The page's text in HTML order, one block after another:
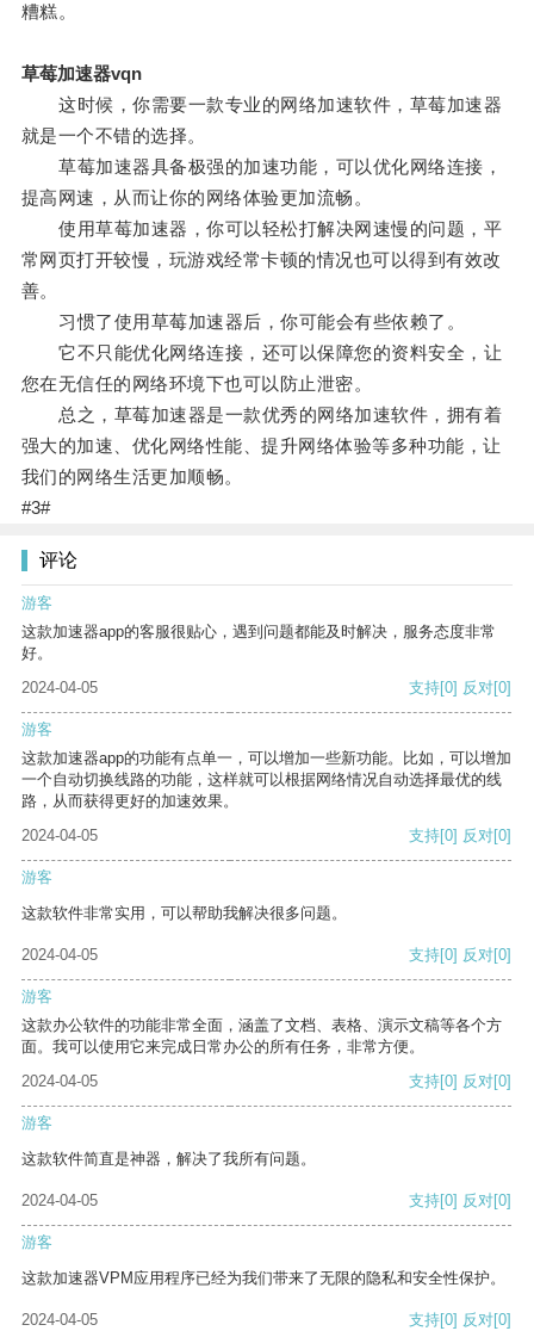
糟糕。
草莓加速器vqn
这时候，你需要一款专业的网络加速软件，草莓加速器
就是一个不错的选择。
草莓加速器具备极强的加速功能，可以优化网络连接，
提高网速，从而让你的网络体验更加流畅。
使用草莓加速器，你可以轻松打解决网速慢的问题，平
常网页打开较慢，玩游戏经常卡顿的情况也可以得到有效改
善。
习惯了使用草莓加速器后，你可能会有些依赖了。
它不只能优化网络连接，还可以保障您的资料安全，让
您在无信任的网络环境下也可以防止泄密。
总之，草莓加速器是一款优秀的网络加速软件，拥有着
强大的加速、优化网络性能、提升网络体验等多种功能，让
我们的网络生活更加顺畅。
#3#
评论
游客
这款加速器app的客服很贴心，遇到问题都能及时解决，服务态度非常
好。
2024-04-05
支持[0] 反对[0]
游客
这款加速器app的功能有点单一，可以增加一些新功能。比如，可以增加
一个自动切换线路的功能，这样就可以根据网络情况自动选择最优的线
路，从而获得更好的加速效果。
2024-04-05
支持[0] 反对[0]
游客
这款软件非常实用，可以帮助我解决很多问题。
2024-04-05 支持[0] 反对[0]
游客
这款办公软件的功能非常全面，涵盖了文档、表格、演示文稿等各个方
面。我可以使用它来完成日常办公的所有任务，非常方便。
2024-04-05
支持[0] 反对[0]
游客
这款软件简直是神器，解决了我所有问题。
2024-04-05 支持[0] 反对[0]
游客
这款加速器VPM应用程序已经为我们带来了无限的隐私和安全性保护。
2024-04-05 支持[0] 反对[0]